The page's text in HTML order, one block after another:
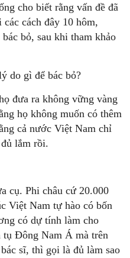
cho biết rằng vấn đề đã
cách đây 10 hôm,
bỏ, sau khi tham khảo
do gì để bác bỏ?
đưa ra không vững vàng
họ không muốn có thêm
cả nước Việt Nam chỉ
lắm rồi.
cụ. Phi châu cứ 20.000
Việt Nam tự hào có bốn
có dự tính làm cho
Đông Nam Á mà trên
sĩ, thì gọi là đủ làm sao